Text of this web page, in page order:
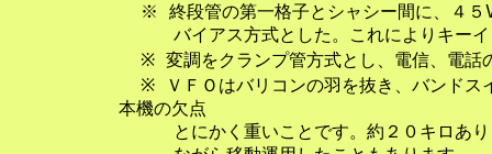
※ 終段管の第一格子とシャシー間に、４５
バイアス方式とした。これによりキーイ
※ 変調をクランプ管方式とし、電信、電話
※ ＶＦＯはバリコンの羽を抜き、バンドス
    本機の欠点
とにかく重いことです。約２０キロあり